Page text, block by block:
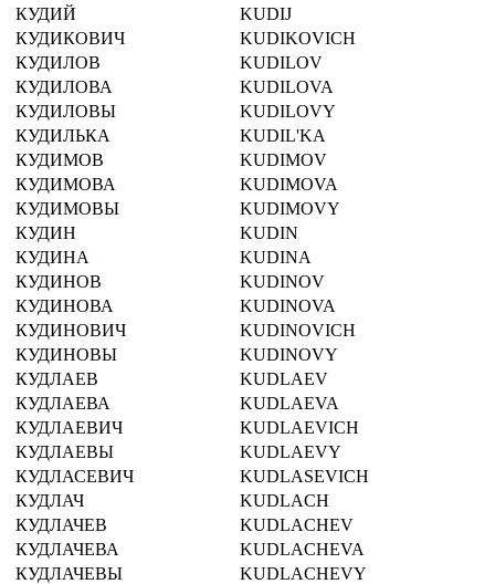
КУДИЙ
KUDIJ
КУДИКОВИЧ
KUDIKOVICH
КУДИЛОВ
KUDILOV
КУДИЛОВА
KUDILOVA
КУДИЛОВЫ
KUDILOVY
КУДИЛЬКА
KUDIL'KA
КУДИМОВ
KUDIMOV
КУДИМОВА
KUDIMOVA
КУДИМОВЫ
KUDIMOVY
КУДИН
KUDIN
КУДИНА
KUDINA
КУДИНОВ
KUDINOV
КУДИНОВА
KUDINOVA
КУДИНОВИЧ
KUDINOVICH
КУДИНОВЫ
KUDINOVY
КУДЛАЕВ
KUDLAEV
КУДЛАЕВА
KUDLAEVA
КУДЛАЕВИЧ
KUDLAEVICH
КУДЛАЕВЫ
KUDLAEVY
КУДЛАСЕВИЧ
KUDLASEVICH
КУДЛАЧ
KUDLACH
КУДЛАЧЕВ
KUDLACHEV
КУДЛАЧЕВА
KUDLACHEVA
КУДЛАЧЕВЫ
KUDLACHEVY